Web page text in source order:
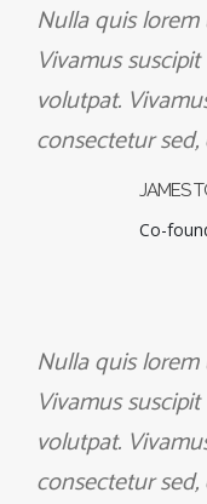
Nulla quis
Vivamus
volutpat.
consectetur
JAMES
Co-
Nulla quis
Vivamus
volutpat.
consectetur